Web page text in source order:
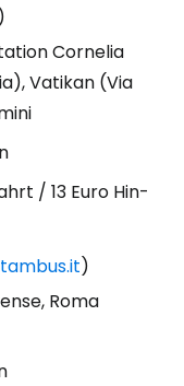
)
Cornelia
Vatikan (Via
/ 13 Euro Hin-
tambus.it)
Roma